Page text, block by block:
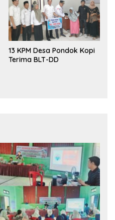
13 KPM Desa Pondok Kopi
Terima BLT-DD